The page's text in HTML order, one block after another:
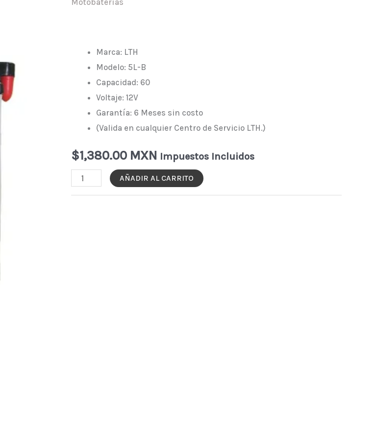
Motobaterías
Marca: LTH
Modelo: 5L-B
Capacidad: 60
Voltaje: 12V
Garantía: 6 Meses sin costo
(Valida en cualquier Centro de Servicio LTH.)
$1,380.00 MXN Impuestos Incluidos
MOTO-
AÑADIR AL CARRITO